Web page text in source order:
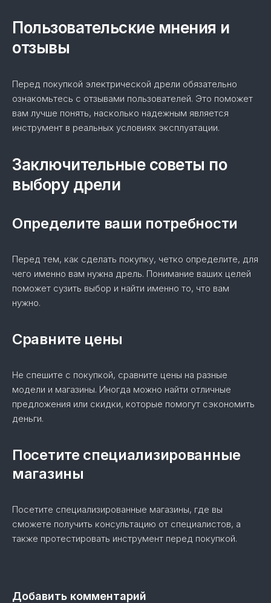
Пользовательские мнения и
отзывы
Перед покупкой электрической дрели обязательно
ознакомьтесь с отзывами пользователей. Это поможет
вам лучше понять, насколько надежным является
инструмент в реальных условиях эксплуатации.
Заключительные советы по
выбору дрели
Определите ваши потребности
Перед тем, как сделать покупку, четко определите, для
чего именно вам нужна дрель. Понимание ваших целей
поможет сузить выбор и найти именно то, что вам
нужно.
Сравните цены
Не спешите с покупкой, сравните цены на разные
модели и магазины. Иногда можно найти отличные
предложения или скидки, которые помогут сэкономить
деньги.
Посетите специализированные
магазины
Посетите специализированные магазины, где вы
сможете получить консультацию от специалистов, а
также протестировать инструмент перед покупкой.
Добавить комментарий